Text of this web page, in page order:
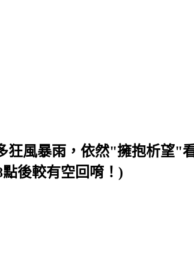
狂風暴雨，依然"擁抱析望"
後較有空回唷！)